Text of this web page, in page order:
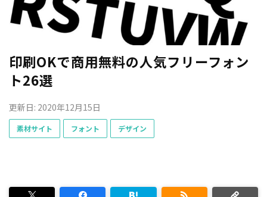
印刷OKで商用無料の人気フリーフォン
ト26選
更新日: 2020年12月15日
素材サイト フォント デザイン